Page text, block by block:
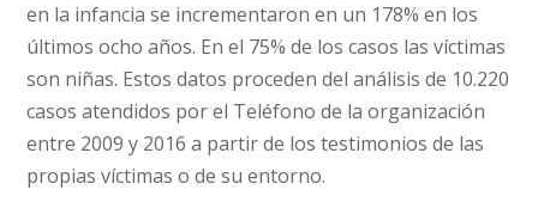
en la infancia se incrementaron en un 178% en los
últimos ocho años. En el 75% de los casos las víctimas
son niñas. Estos datos proceden del análisis de 10.220
casos atendidos por el Teléfono de la organización
entre 2009 y 2016 a partir de los testimonios de las
propias víctimas o de su entorno.